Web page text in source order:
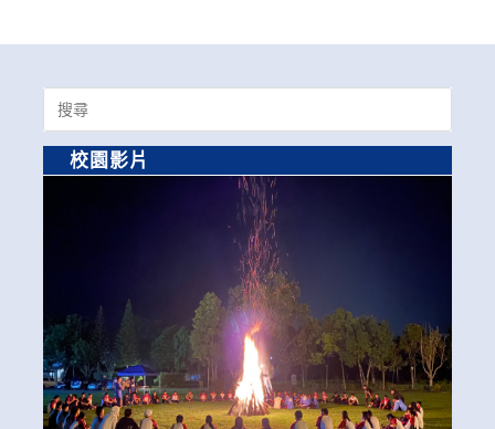
Search
for:
校園影片